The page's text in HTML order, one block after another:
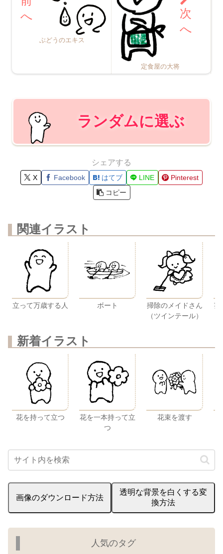
ぶどうのエキス
定食屋の大将
ランダムに選ぶ
シェアする
X Facebook はてブ LINE
Pinterest
コピー
関連イラスト
立って万歳する人 ボート
掃除のメイドさん
（ツインテール）
芸
新着イラスト
花を持って立つ
花を一本持って立
つ
花束を渡す
画像のダウンロード方法
透明な背景を白くする変
換方法
人気のタグ